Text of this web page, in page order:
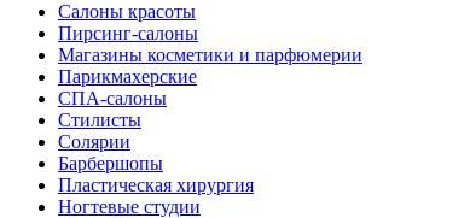
Салоны красоты
Пирсинг-салоны
Магазины косметики и парфюмерии
Парикмахерские
СПА-салоны
Стилисты
Солярии
Барбершопы
Пластическая хирургия
Ногтевые студии